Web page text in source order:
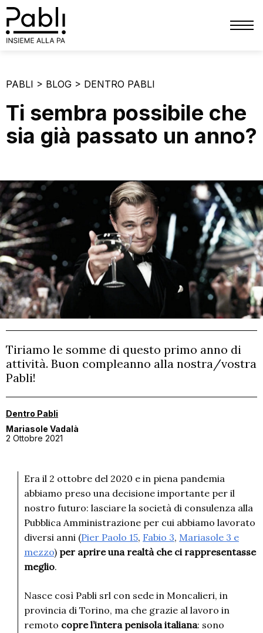
SERVIZI
TRIBUTI
PATRIMONIO
PRIVACY
COMUNICAZIONE
BLOG
CONTATTI
MATERIALI GRATUITI
PABLI > BLOG > DENTRO PABLI
Ti sembra possibile che
sia già passato un anno?
Tiriamo le somme di questo primo anno di
attività. Buon compleanno alla nostra/vostra
Pabli!
Dentro Pabli
Mariasole Vadalà
2 Ottobre 2021
Era il 2 ottobre del 2020 e in piena pandemia
abbiamo preso una decisione importante per il
nostro futuro: lasciare la società di consulenza alla
Pubblica Amministrazione per cui abbiamo lavorato
diversi anni (Pier Paolo 15, Fabio 3, Mariasole 3 e
mezzo) per aprire una realtà che ci rappresentasse
meglio.
Nasce così Pabli srl con sede in Moncalieri, in
provincia di Torino, ma che grazie al lavoro in
remoto copre l’intera penisola italiana: sono